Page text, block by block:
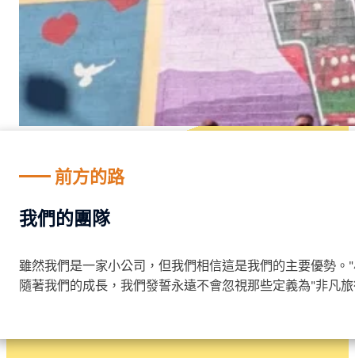
前方的路
我們的團隊
雖然我們是一家小公司，但我們相信這是我們的主要優勢
隨著我們的成長，我們發誓永遠不會忽視那些定義為"非凡